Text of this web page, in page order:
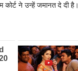
कोर्ट ने उन्हें जमानत दे दी है।